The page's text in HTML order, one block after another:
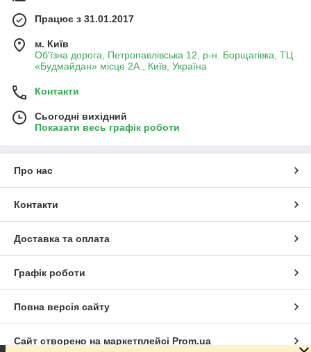
Працює з 31.01.2017
м. Київ
Об'їзна дорога, Петропавлівська 12, р-н. Борщагівка, ТЦ
«Будмайдан» місце 2А., Київ, Україна
Контакти
Сьогодні вихідний
Показати весь графік роботи
Про нас
Контакти
Доставка та оплата
Графік роботи
Повна версія сайту
Сайт створено на маркетплейсі Prom.ua